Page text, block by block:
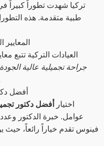
تركيا شهدت تطوراً كبيراً
طبية متقدمة. هذه
العيادات التركية تتبع
جراحة تجميلية عالية الجودة
أفضل
اختيار
أفضل دكتور
عوامل. خبرة الدكتور